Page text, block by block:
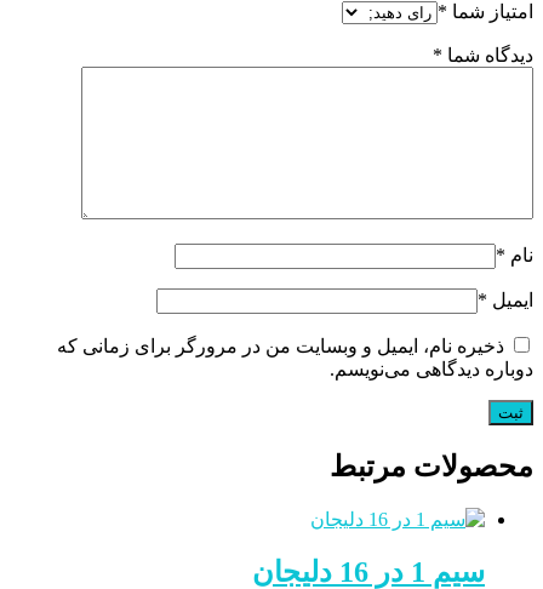
امتیاز شما *
دیدگاه شما *
نام *
ایمیل *
ذخیره نام، ایمیل و وبسایت من در مرورگر برای زمانی که
دوباره دیدگاهی می‌نویسم.
محصولات مرتبط
سیم 1 در 16 دلیجان